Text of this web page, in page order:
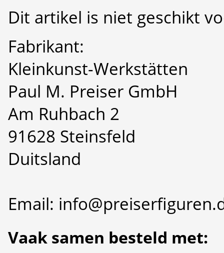
Dit artikel is niet geschikt
Fabrikant:
Kleinkunst-Werkstätten
Paul M. Preiser GmbH
Am Ruhbach 2
91628 Steinsfeld
Duitsland
Email:
Vaak samen besteld met: